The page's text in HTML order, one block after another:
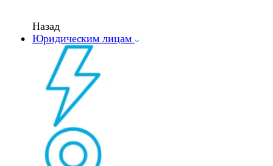
Назад
Юридическим лицам